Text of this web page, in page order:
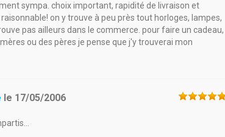
sympa. choix important, rapidité de livraison et
on y trouve à peu près tout horloges, lampes,
pas ailleurs dans le commerce. pour faire un cadeau,
ou des pères je pense que j'y trouverai mon
le 17/05/2006